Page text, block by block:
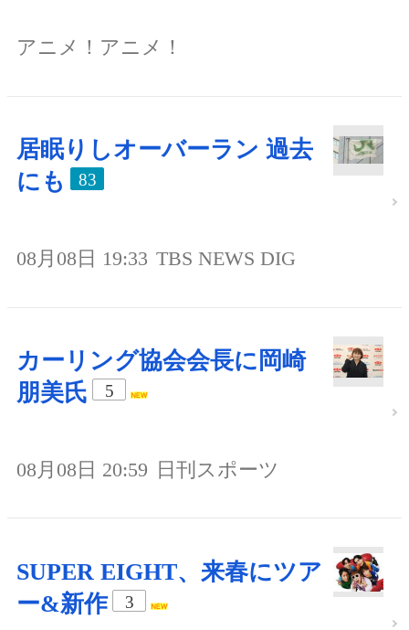
アニメ！アニメ！
居眠りしオーバーラン 過去
にも
83
08月08日 19:33 TBS NEWS DIG
カーリング協会会長に岡崎
朋美氏
5
08月08日 20:59 日刊スポーツ
SUPER EIGHT、来春にツア
ー&新作
3